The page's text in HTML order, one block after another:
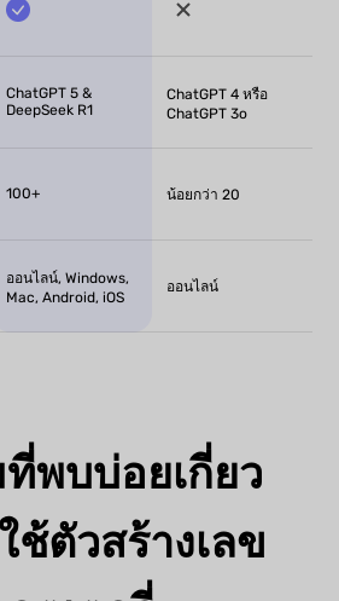
ChatGPT 5 &
DeepSeek R1
ChatGPT 4 หรือ
ChatGPT 3o
100+ น้อยกว่า 20
ออนไลน์, Windows,
Mac, Android, iOS
ออนไลน์
พบบ่อยเกี่ยว
ช้ตัวสร้างเลข